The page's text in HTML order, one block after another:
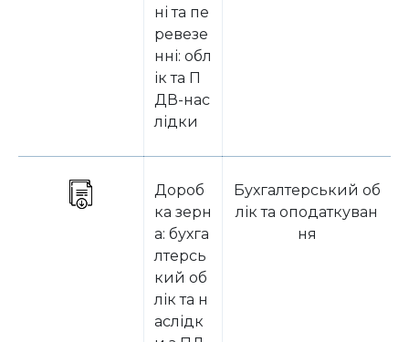
ні та пе
ревезе
нні: обл
ік та П
ДВ-нас
лідки
Дороб
ка зерн
а: бухга
лтерсь
кий об
лік та н
аслідк
Бухгалтерський об
лік та оподаткуван
ня